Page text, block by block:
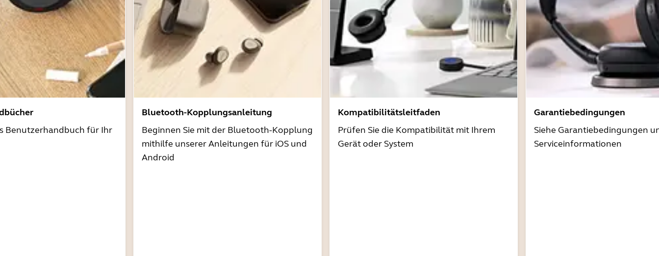
Benutzerhandbuch für Ihr
Bluetooth-Kopplungsanleitung
Beginnen Sie mit der Bluetooth-Kopplung
mithilfe unserer Anleitungen für iOS und
Android
Kompatibilitätsleitfaden
Prüfen Sie die Kompatibilität mit Ihrem
Gerät oder System
Garantiebedingungen
Siehe Garantiebedingungen
Serviceinformationen